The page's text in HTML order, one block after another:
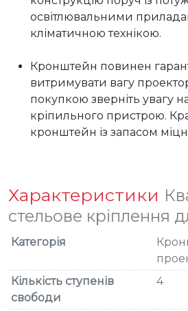
освітлювальними
кліматичною технікою.
Кронштейн повинен
витримувати вагу
покупкою зверніть увагу
кріпильного пристрою.
кронштейн із запасом
Характеристики
стельове кріплення
Категорія
Кількість ступенів
свободи
4